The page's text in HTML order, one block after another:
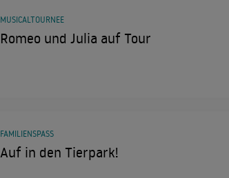
Romeo und Julia auf Tour
MUSICALTOURNEE
Auf in den Tierpark!
FAMILIENSPASS